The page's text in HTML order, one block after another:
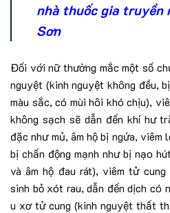
nhà thuốc gia truyền
Sơn
Đối với nữ thường mắc một số
nguyệt (kinh nguyệt không đều,
màu sắc, có mùi hôi khó chịu),
không sạch sẽ dẫn đến khí hư
đặc như mủ, âm hộ bị ngứa,
bị chấn động mạnh như bị nạo
và âm hộ đau rát), viêm tử
sinh bỏ xót rau, dẫn đến dịch có
u xơ tử cung (kinh nguyệt thất